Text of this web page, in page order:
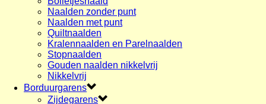
Naalden zonder punt
Naalden met punt
Quiltnaalden
Kralennaalden en Parelnaalden
Stopnaalden
Gouden naalden nikkelvrij
Nikkelvrij
Borduurgarens
Zijdegarens